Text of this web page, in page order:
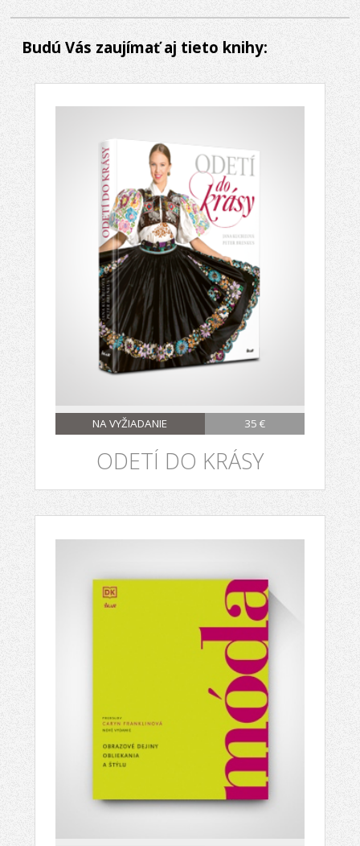
Budú Vás zaujímať aj tieto knihy:
NA VYŽIADANIE 35 €
ODETÍ DO KRÁSY